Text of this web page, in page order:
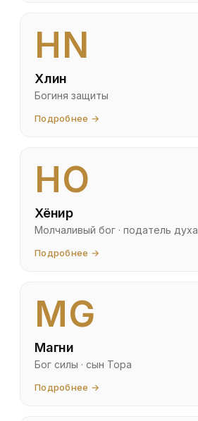
HN
Хлин
Богиня защиты
Подробнее →
HO
Хёнир
Молчаливый бог · податель духа
Подробнее →
MG
Магни
Бог силы · сын Тора
Подробнее →